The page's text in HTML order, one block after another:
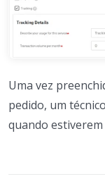
Uma vez
pedido, um
quando